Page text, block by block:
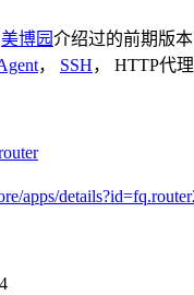
美博园介绍过的前期版本
， SSH， HTTP代
apps/